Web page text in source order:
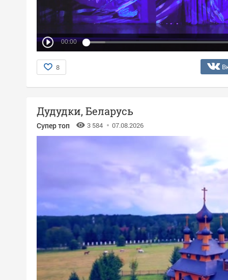
00:00
8
Дудудки, Беларусь
Супер топ 3 584 07.08.2026